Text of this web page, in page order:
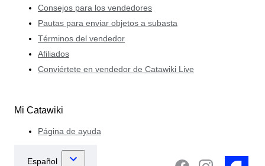
Consejos para los vendedores
Pautas para enviar objetos a subasta
Términos del vendedor
Afiliados
Conviértete en vendedor de Catawiki Live
Mi Catawiki
Página de ayuda